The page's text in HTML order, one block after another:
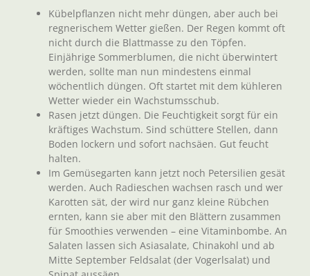
Kübelpflanzen nicht mehr düngen, aber auch bei
regnerischem Wetter gießen. Der Regen kommt oft
nicht durch die Blattmasse zu den Töpfen.
Einjährige Sommerblumen, die nicht überwintert
werden, sollte man nun mindestens einmal
wöchentlich düngen. Oft startet mit dem kühleren
Wetter wieder ein Wachstumsschub.
Rasen jetzt düngen. Die Feuchtigkeit sorgt für ein
kräftiges Wachstum. Sind schüttere Stellen, dann
Boden lockern und sofort nachsäen. Gut feucht
halten.
Im Gemüsegarten kann jetzt noch Petersilien gesät
werden. Auch Radieschen wachsen rasch und wer
Karotten sät, der wird nur ganz kleine Rübchen
ernten, kann sie aber mit den Blättern zusammen
für Smoothies verwenden – eine Vitaminbombe. An
Salaten lassen sich Asiasalate, Chinakohl und ab
Mitte September Feldsalat (der Vogerlsalat) und